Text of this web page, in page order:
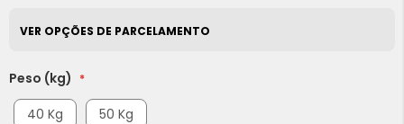
VER OPÇÕES DE PARCELAMENTO
Peso (kg)
40 Kg
50 Kg